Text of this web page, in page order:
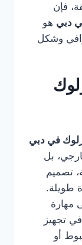
فإن
دبي هو
وشكل
في دبي
بل
تصميم
طويلة.
مهارة
تجهيز
أو